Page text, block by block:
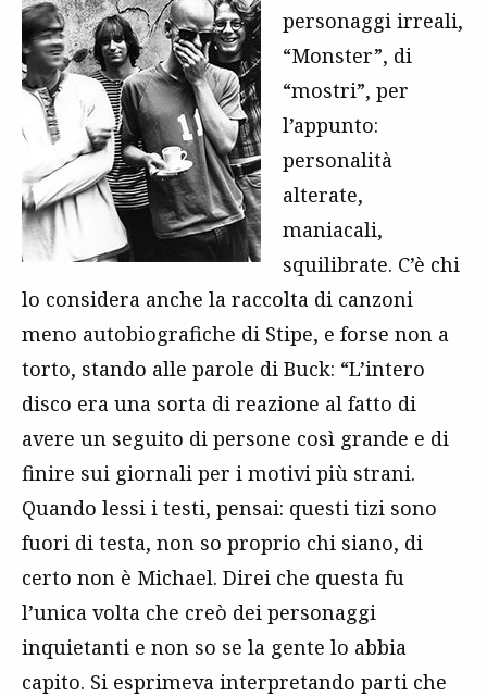
personaggi irreali,
“Monster”, di
“mostri”, per
l’appunto:
personalità
alterate,
maniacali,
squilibrate. C’è chi
lo considera anche la raccolta di canzoni
meno autobiografiche di Stipe, e forse non a
torto, stando alle parole di Buck: “L’intero
disco era una sorta di reazione al fatto di
avere un seguito di persone così grande e di
finire sui giornali per i motivi più strani.
Quando lessi i testi, pensai: questi tizi sono
fuori di testa, non so proprio chi siano, di
certo non è Michael. Direi che questa fu
l’unica volta che creò dei personaggi
inquietanti e non so se la gente lo abbia
capito. Si esprimeva interpretando parti che